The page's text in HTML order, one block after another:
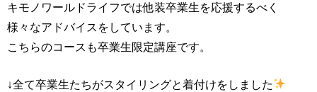
キモノワールドライフでは他装卒業生を応援するべく
様々なアドバイスをしています。
こちらのコースも卒業生限定講座です。
↓全て卒業生たちがスタイリングと着付けをしました